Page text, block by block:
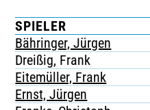
TICKETING
SPIELER
Bähringer, Jürgen
Dreißig, Frank
Eitemüller, Frank
Ernst, Jürgen